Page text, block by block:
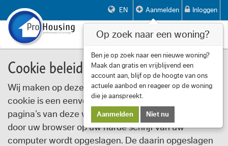
EN Aanmelden Inloggen
Toggle
Cookie beleid
Wij maken op deze website gebruik van cookies. Een
cookie is een eenvoudig klein bestandje dat met
pagina’s van deze website wordt meegestuurd en
door uw browser op uw harde schrijf van uw
computer wordt opgeslagen. De daarin opgeslagen
Op zoek naar een woning?
Ben je op zoek naar een nieuwe woning?
Maak dan gratis en vrijblijvend een
account aan, blijf op de hoogte van ons
actuele aanbod en reageer op de woning
die je aanspreekt.
Aanmelden Niet nu